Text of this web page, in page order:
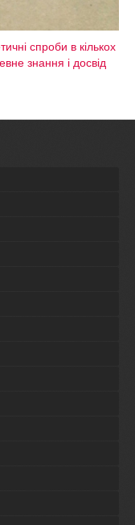
спроби в кількох
знання і досвід